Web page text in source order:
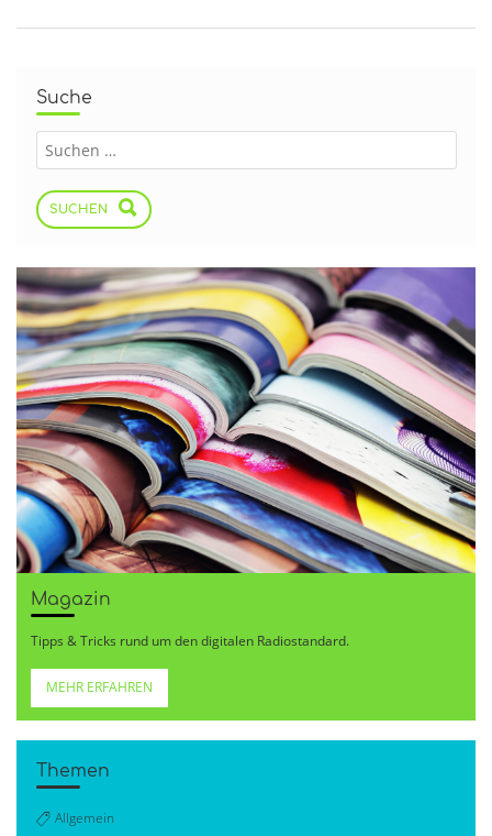
Suche
SUCHEN
Magazin
Tipps & Tricks rund um den digitalen Radiostandard.
MEHR ERFAHREN
Themen
Allgemein